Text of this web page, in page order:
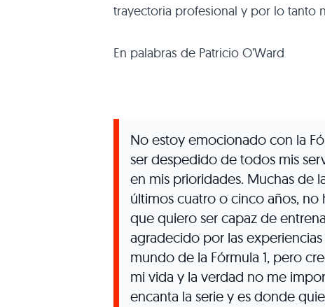
trayectoria profesional y por lo tanto
En palabras de Patricio O’Ward
No estoy emocionado con la
ser despedido de todos mis
en mis prioridades. Muchas de
últimos cuatro o cinco años, no
que quiero ser capaz de
agradecido por las
mundo de la Fórmula 1, pero
mi vida y la verdad no me
encanta la serie y es donde